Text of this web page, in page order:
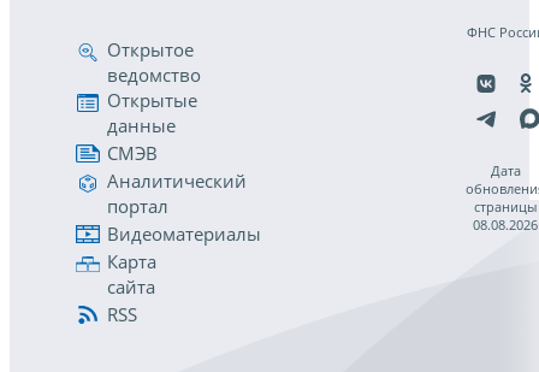
Открытое
ведомство
Открытые
данные
СМЭВ
Аналитический
портал
Видеоматериалы
Карта
сайта
RSS
ФНС
Дата
страницы
08.08.2026